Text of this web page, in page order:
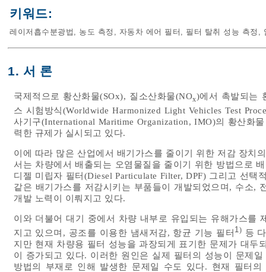
키워드:
레이저흡수분광법 , 농도 측정 , 자동차 에어 필터 , 필터 탈취 성능 측정 ,
1. 서 론
국제적으로 황산화물(SOx), 질소산화물(NOx)에서 촉발되는
스 시험방식(Worldwide Harmonized Light Vehicles Test
사기구(International Maritime Organization, IMO)의 황산화
력한 규제가 실시되고 있다.
이에 따라 많은 산업에서 배기가스를 줄이기 위한 저감 장치
서는 차량에서 배출되는 오염물질을 줄이기 위한 방법으로
디젤 미립자 필터(Diesel Particulate Filter, DPF) 그리고 선택
같은 배기가스를 저감시키는 부품들이 개발되었으며, 수소,
개발 노력이 이뤄지고 있다.
이와 더불어 대기 중에서 차량 내부로 유입되는 유해가스를
지고 있으며, 공조를 이용한 냄새저감, 항균 기능 필터 1 ) 등
지만 현재 차량용 필터 성능을 과장되게 표기한 문제가 대두
이 증가되고 있다. 이러한 원인은 실제 필터의 성능이 문제
방법의 부재로 인해 발생한 문제일 수도 있다. 현재 필터